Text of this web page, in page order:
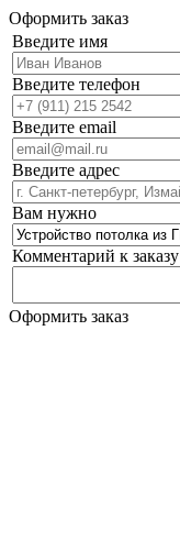
Оформить заказ
Введите имя
Введите телефон
Введите email
Введите адрес
Вам нужно
Комментарий к заказу
Оформить заказ